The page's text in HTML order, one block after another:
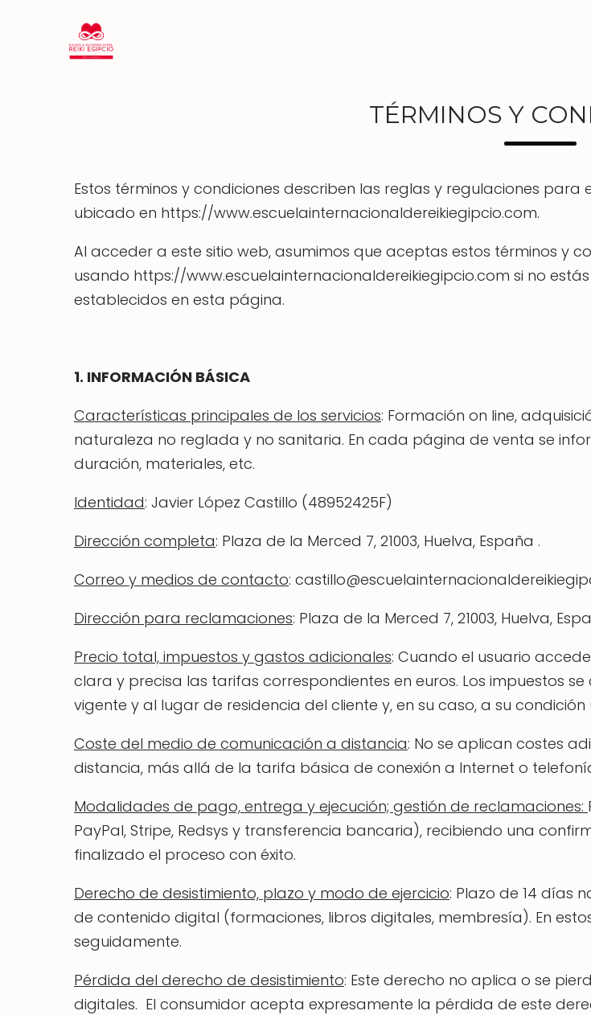
TÉRMINOS Y
Estos términos y condiciones describen las reglas y regulaciones para
ubicado en https://www.escuelainternacionaldereikiegipcio.com.
Al acceder a este sitio web, asumimos que aceptas estos términos y
usando https://www.escuelainternacionaldereikiegipcio.com si no
establecidos en esta página.
1. INFORMACIÓN BÁSICA
Características principales de los servicios: Formación on line,
naturaleza no reglada y no sanitaria. En cada página de venta se
duración, materiales, etc.
Identidad: Javier López Castillo (48952425F)
Dirección completa: Plaza de la Merced 7, 21003, Huelva, España .
Correo y medios de contacto:
Dirección para reclamaciones: Plaza de la Merced 7, 21003, Huelva,
Precio total, impuestos y gastos adicionales: Cuando el usuario
clara y precisa las tarifas correspondientes en euros. Los impuestos
vigente y al lugar de residencia del cliente y, en su caso, a su
Coste del medio de comunicación a distancia: No se aplican costes
distancia, más allá de la tarifa básica de conexión a Internet o
Modalidades de pago, entrega y ejecución; gestión de reclamaciones:
PayPal, Stripe, Redsys y transferencia bancaria), recibiendo una
finalizado el proceso con éxito.
Derecho de desistimiento, plazo y modo de ejercicio: Plazo de 14 días
de contenido digital (formaciones, libros digitales, membresía). En
seguidamente.
Pérdida del derecho de desistimiento: Este derecho no aplica o se
digitales. El consumidor acepta expresamente la pérdida de este